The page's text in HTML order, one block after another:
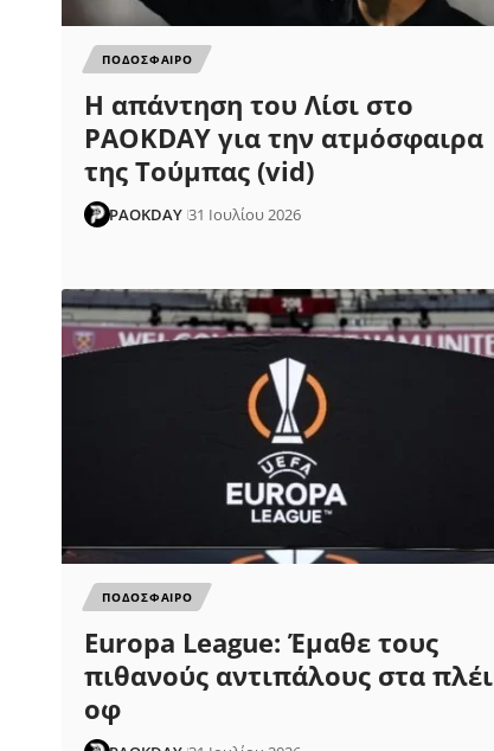
ΠΟΔΟΣΦΑΙΡΟ
Η απάντηση του Λίσι στο
PAOKDAY για την ατμόσφαιρα
της Τούμπας (vid)
PAOKDAY 31 Ιουλίου 2026
ΠΟΔΟΣΦΑΙΡΟ
Europa League: Έμαθε τους
πιθανούς αντιπάλους στα πλέι
οφ